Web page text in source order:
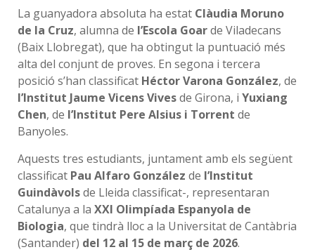
La guanyadora absoluta ha estat Clàudia Moruno
de la Cruz, alumna de l’Escola Goarde Viladecans
(Baix Llobregat), que ha obtingut la puntuació més
alta del conjunt de proves. En segona i tercera
posició s’han classificat Héctor Varona González, de
l’Institut Jaume Vicens Vivesde Girona, i Yuxiang
Chen, de l’Institut Pere Alsius i Torrent de
Banyoles.
Aquests tres estudiants, juntament amb els següent
classificat Pau Alfaro González de l’Institut
Guindàvolsde Lleida classificat-, representaran
Catalunya a la XXI Olimpíada Espanyola de
Biologia, que tindrà lloc a la Universitat de Cantàbria
(Santander) del 12 al 15 de març de 2026.